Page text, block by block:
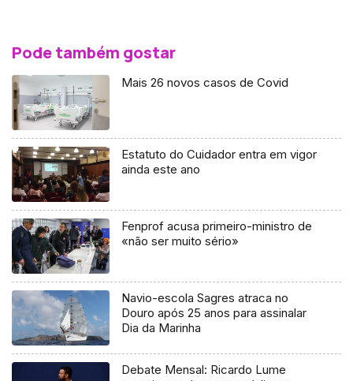
Pode também gostar
Mais 26 novos casos de Covid
Estatuto do Cuidador entra em vigor
ainda este ano
Fenprof acusa primeiro-ministro de
«não ser muito sério»
Navio-escola Sagres atraca no
Douro após 25 anos para assinalar
Dia da Marinha
Debate Mensal: Ricardo Lume